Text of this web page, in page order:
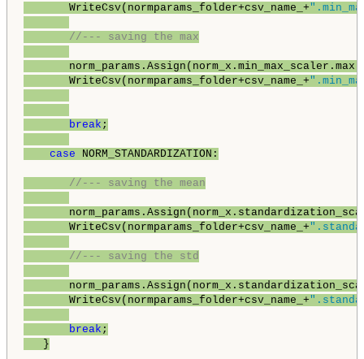
WriteCsv(normparams_folder+csv_name_+
//--- saving the max
WriteCsv(normparams_folder+csv_name_+
break ;
case NORM_STANDARDIZATION:
//--- saving the mean
WriteCsv(normparams_folder+csv_name_+
//--- saving the std
WriteCsv(normparams_folder+csv_name_+
break ;
}